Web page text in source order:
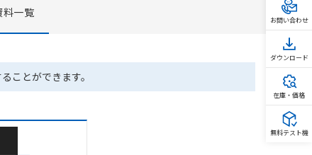
料一覧
ことができます。
お問い合わせ
ダウンロード
在庫・価格
無料テスト機